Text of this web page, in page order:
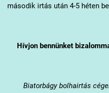
második irtás után 4-5 héten
Hívjon bennünket
Biatorbágybolhairtás